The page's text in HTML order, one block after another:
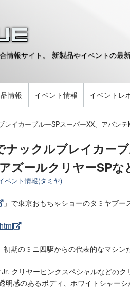
情報サイト。 新製品やイベントの
情報 イベント情報 イベントレ
レイカーブルーSPスーパーXX、アバン
ックルブレイカー
ズールクリヤーSPな
ベント情報(タミヤ)
」で東京おもちゃショーのタミヤブー
初期のミニ四駆からの代表的なマシン
クリヤーピンクスペシャルなどのク
感のあるボディ、ホワイトシャーシ